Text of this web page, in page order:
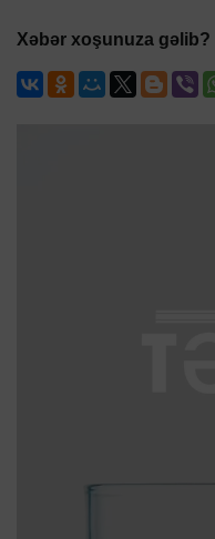
Xəbər xoşunuza gəlib?